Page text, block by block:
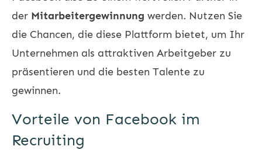
der Mitarbeitergewinnung werden. Nutzen Sie
die Chancen, die diese Plattform bietet, um Ihr
Unternehmen als attraktiven Arbeitgeber zu
präsentieren und die besten Talente zu
gewinnen.
Vorteile von Facebook im
Recruiting